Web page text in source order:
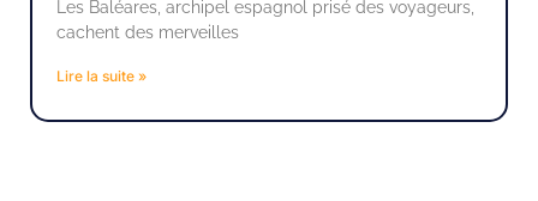
Les Baléares, archipel espagnol prisé des voyageurs,
cachent des merveilles
Lire la suite »